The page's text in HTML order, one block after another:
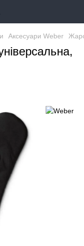
Аксесуари Weber